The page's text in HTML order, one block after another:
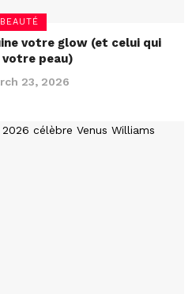
BEAUTÉ
votre glow (et celui qui
votre peau)
23, 2026